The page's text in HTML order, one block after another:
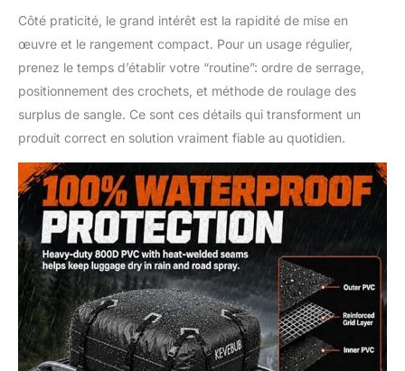
Côté praticité, le grand intérêt est la rapidité de mise en
œuvre et le rangement compact. Pour un usage régulier,
prenez le temps d’établir votre “routine”: ordre de serrage,
positionnement des crochets, et méthode de roulage des
surplus de sangle. Ce sont ces détails qui transforment un
produit correct en solution vraiment fiable au quotidien.